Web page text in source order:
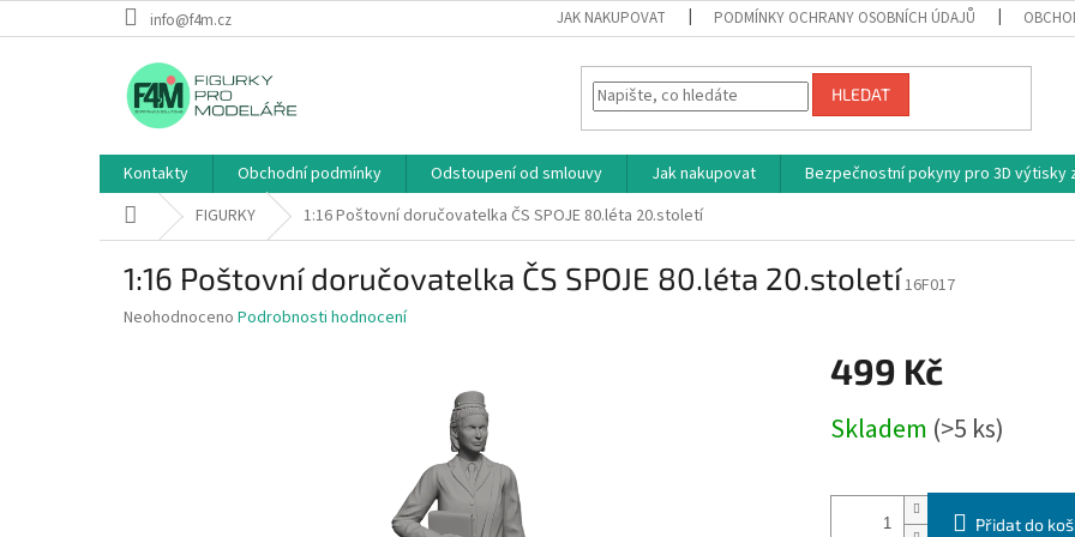
na
info@f4m.cz JAK NAKUPOVAT PODMÍNKY OCHRANY OSOBNÍCH ÚDAJŮ
HLEDAT
Kontakty Obchodní podmínky Odstoupení od smlouvy Jak nakupovat Bezpečnostní pokyny pro 3D výtisky
Domů FIGURKY 1:16 Poštovní doručovatelka ČS SPOJE 80.léta 20.století
1:16 Poštovní doručovatelka ČS SPOJE 80.léta 20.století16F017
Průměrné
Neohodnoceno Podrobnosti hodnocení
499 Kč
cena:
Skladem (>5 ks)
Přidat do